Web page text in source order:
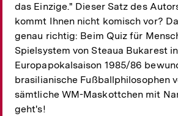
das Einzige." Dieser Satz des
kommt Ihnen nicht komisch vor?
genau richtig: Beim Quiz für
Spielsystem von Steaua Bukarest
Europapokalsaison 1985/86
brasilianische Fußballphilosophen
sämtliche WM-Maskottchen mit
geht's!